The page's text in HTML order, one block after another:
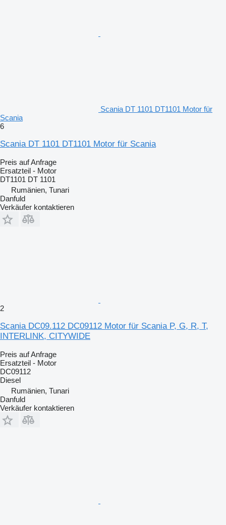
Scania DT 1101 DT1101 Motor für
Scania
6
Scania DT 1101 DT1101 Motor für Scania
Preis auf Anfrage
Ersatzteil - Motor
DT1101 DT 1101
Rumänien, Tunari
Danfuld
Verkäufer kontaktieren
2
Scania DC09.112 DC09112 Motor für Scania P, G, R, T,
INTERLINK, CITYWIDE
Preis auf Anfrage
Ersatzteil - Motor
DC09112
Diesel
Rumänien, Tunari
Danfuld
Verkäufer kontaktieren